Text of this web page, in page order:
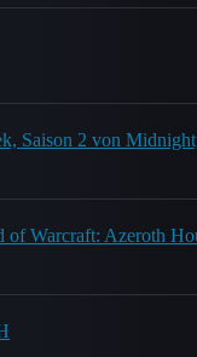
Saison 2 von
of Warcraft: Azeroth